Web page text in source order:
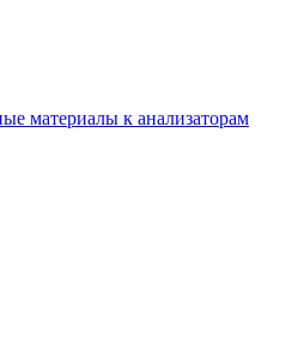
материалы к анализаторам